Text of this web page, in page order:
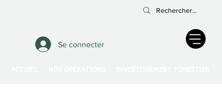
Se connecter